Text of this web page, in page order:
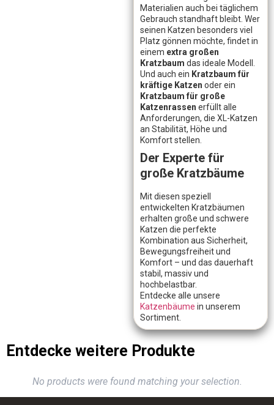
Materialien auch bei täglichem
Gebrauch standhaft bleibt. Wer
seinen Katzen besonders viel
Platz gönnen möchte, findet in
einem extra großen
Kratzbaum das ideale Modell.
Und auch ein Kratzbaum für
kräftige Katzen oder ein
Kratzbaum für große
Katzenrassen erfüllt alle
Anforderungen, die XL-Katzen
an Stabilität, Höhe und
Komfort stellen.
Der Experte für
große Kratzbäume
Mit diesen speziell
entwickelten Kratzbäumen
erhalten große und schwere
Katzen die perfekte
Kombination aus Sicherheit,
Bewegungsfreiheit und
Komfort – und das dauerhaft
stabil, massiv und
hochbelastbar.
Entdecke alle unsere
Katzenbäume in unserem
Sortiment.
Entdecke weitere Produkte
No products were found matching your selection.